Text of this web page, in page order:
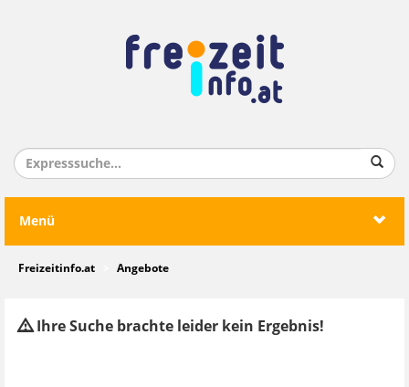
Menü
Freizeitinfo.at Angebote
Ihre Suche brachte leider kein Ergebnis!